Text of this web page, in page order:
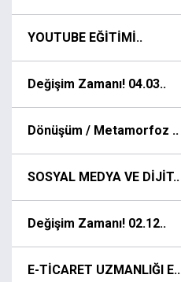
YOUTUBE EĞİTİMİ..
Değişim Zamanı! 04.03..
Dönüşüm / Metamorfoz ..
SOSYAL MEDYA VE DİJİT..
Değişim Zamanı! 02.12..
E-TİCARET UZMANLIĞI E..